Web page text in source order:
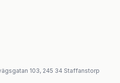
Without Stress With
- 60 kapslar
P) (90 kaps.)
(90 kaps.)
103, 245 34 Staffanstorp